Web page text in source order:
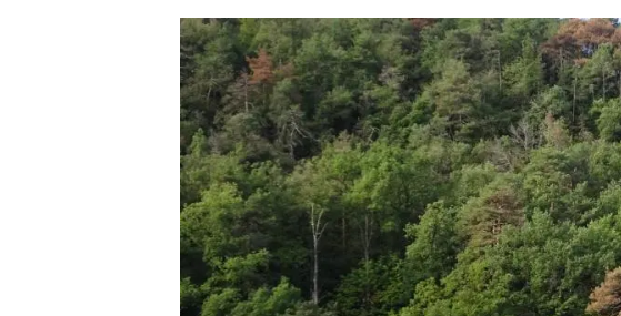
Oficina de prensa
Ciencia abierta y gestión del conocimiento
Documentación
Synthesis Actions
NOTICIAS Y AGENDA
Eventos anteriores